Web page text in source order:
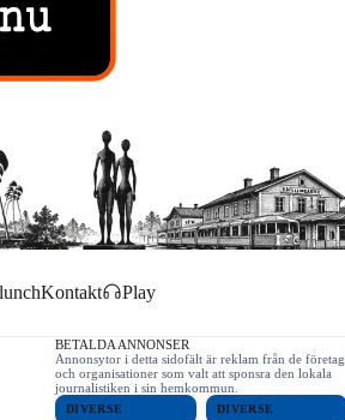
Kontakt Play
BETALDA ANNONSER
Annonsytor i detta sidofält är reklam från de företag
och organisationer som valt att sponsra den lokala
journalistiken i sin hemkommun.
DIVERSE DIVERSE